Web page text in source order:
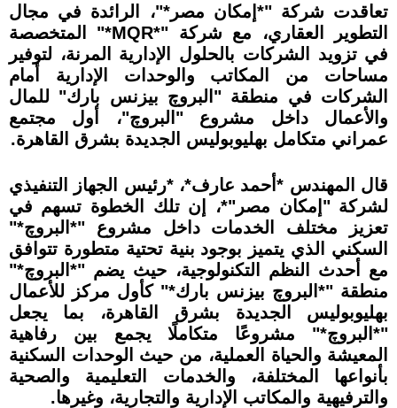
تعاقدت شركة "*إمكان مصر*"، الرائدة في مجال
التطوير العقاري، مع شركة "*MQR*" المتخصصة
في تزويد الشركات بالحلول الإدارية المرنة، لتوفير
مساحات من المكاتب والوحدات الإدارية أمام
الشركات في منطقة "البروچ بيزنس بارك" للمال
والأعمال داخل مشروع "البروچ"، أول مجتمع
عمراني متكامل بهليوبوليس الجديدة بشرق القاهرة.
قال المهندس *أحمد عارف*، *رئيس الجهاز التنفيذي
لشركة "إمكان مصر"*، إن تلك الخطوة تسهم في
تعزيز مختلف الخدمات داخل مشروع "*البروچ*"
السكني الذي يتميز بوجود بنية تحتية متطورة تتوافق
مع أحدث النظم التكنولوجية، حيث يضم "*البروچ*"
منطقة "*البروچ بيزنس بارك*" كأول مركز للأعمال
بهليوبوليس الجديدة بشرق القاهرة، بما يجعل
"*البروچ*" مشروعًا متكاملًا يجمع بين رفاهية
المعيشة والحياة العملية، من حيث الوحدات السكنية
بأنواعها المختلفة، والخدمات التعليمية والصحية
والترفيهية والمكاتب الإدارية والتجارية، وغيرها.